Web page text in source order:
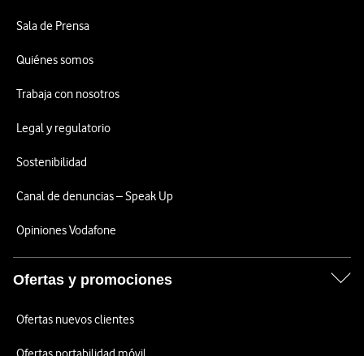
Sala de Prensa
Quiénes somos
Trabaja con nosotros
Legal y regulatorio
Sostenibilidad
Canal de denuncias – Speak Up
Opiniones Vodafone
Ofertas y promociones
Ofertas nuevos clientes